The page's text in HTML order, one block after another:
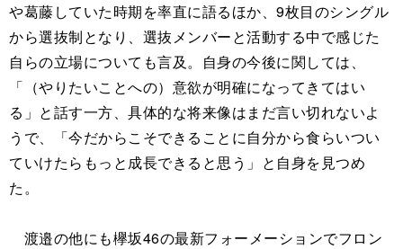
や葛藤していた時期を率直に語るほか、9枚目のシングル
から選抜制となり、選抜メンバーと活動する中で感じた
自らの立場についても言及。自身の今後に関しては、
「（やりたいことへの）意欲が明確になってきてはい
る」と話す一方、具体的な将来像はまだ言い切れないよ
うで、「今だからこそできることに自分から食らいつい
ていけたらもっと成長できると思う」と自身を見つめ
た。
渡邉の他にも欅坂46の最新フォーメーションでフロン